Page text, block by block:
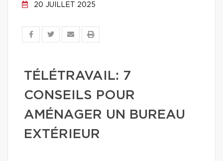
20 JUILLET 2025
TÉLÉTRAVAIL: 7
CONSEILS POUR
AMÉNAGER UN BUREAU
EXTÉRIEUR